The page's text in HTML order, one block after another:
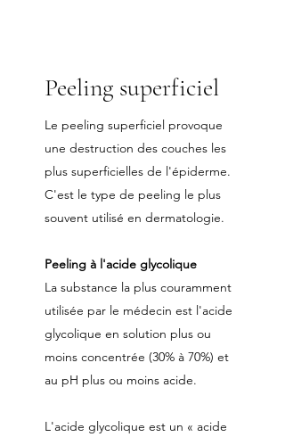
Peeling superficiel
Le peeling superficiel provoque
une destruction des couches les
plus superficielles de l'épiderme.
C'est le type de peeling le plus
souvent utilisé en dermatologie.
Peeling à l'acide glycolique
La substance la plus couramment
utilisée par le médecin est l'acide
glycolique en solution plus ou
moins concentrée (30% à 70%) et
au pH plus ou moins acide.
L'acide glycolique est un « acide